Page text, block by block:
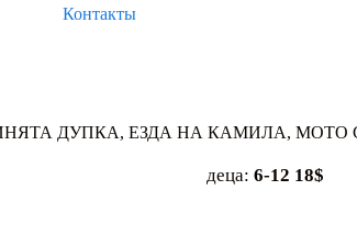
Контакты
ДУПКА, ЕЗДА НА КАМИЛА,
деца:6-12 18$